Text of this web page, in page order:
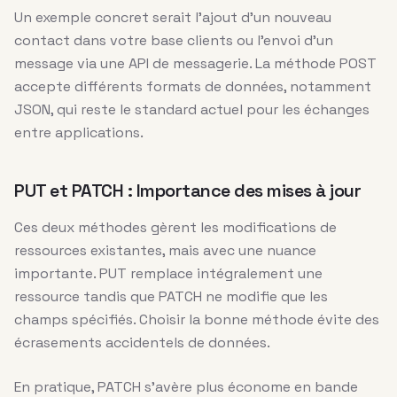
Un exemple concret serait l’ajout d’un nouveau
contact dans votre base clients ou l’envoi d’un
message via une API de messagerie. La méthode POST
accepte différents formats de données, notamment
JSON, qui reste le standard actuel pour les échanges
entre applications.
PUT et PATCH : Importance des mises à jour
Ces deux méthodes gèrent les modifications de
ressources existantes, mais avec une nuance
importante. PUT remplace intégralement une
ressource tandis que PATCH ne modifie que les
champs spécifiés. Choisir la bonne méthode évite des
écrasements accidentels de données.
En pratique, PATCH s’avère plus économe en bande